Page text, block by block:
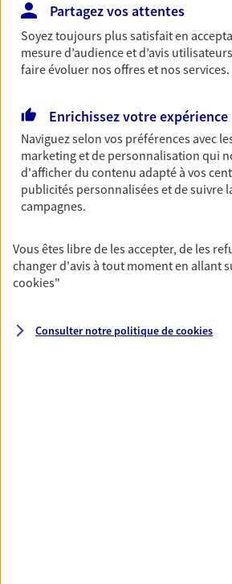
Bertilla Brenet
Mandataire d'Assurance
Protection
62260 Auchel
06 62 23 32 85
NOUS CONTACTER
VOIR NOTRE SITE
Agent Général d'assurance
Partagez vos attentes
Soyez toujours plus satisfait en
mesure d’audience et d’avis
faire évoluer nos offres et nos services.
Enrichissez votre expérience
Naviguez selon vos préférences avec
marketing et de personnalisation qui
d'afficher du contenu adapté à vos
publicités personnalisées et de suivre
campagnes.
Vous êtes libre de les accepter, de les
changer d'avis à tout moment en allant
cookies"
Consulter notre politique decookies